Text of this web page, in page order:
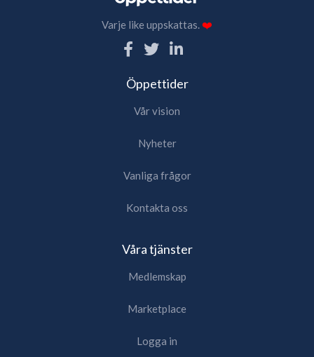
Varje like uppskattas.❤️
Öppettider
Vår vision
Nyheter
Vanliga frågor
Kontakta oss
Våra tjänster
Medlemskap
Marketplace
Logga in